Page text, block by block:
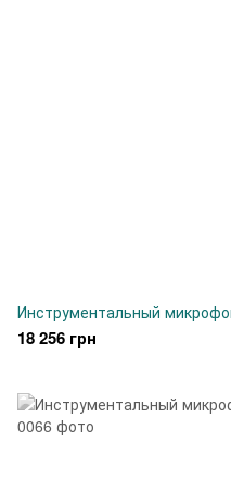
Инструментальный
18 256 грн